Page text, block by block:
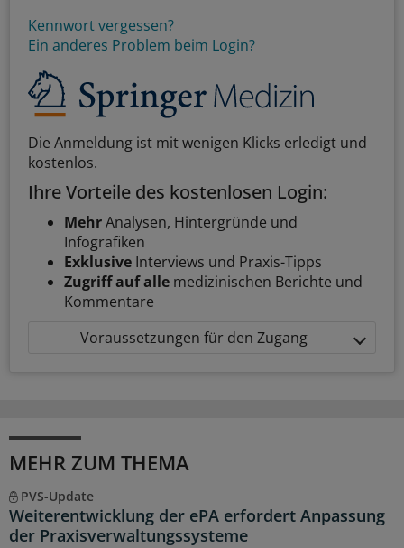
Kennwort vergessen?
Ein anderes Problem beim Login?
Die Anmeldung ist mit wenigen Klicks erledigt und
kostenlos.
Ihre Vorteile des kostenlosen Login:
MehrAnalysen, Hintergründe und
Infografiken
Exklusive Interviews und Praxis-Tipps
Zugriff auf alle medizinischen Berichte und
Kommentare
Voraussetzungen für den Zugang
MEHR ZUM THEMA
PVS-Update
Weiterentwicklung der ePA erfordert Anpassung
der Praxisverwaltungssysteme